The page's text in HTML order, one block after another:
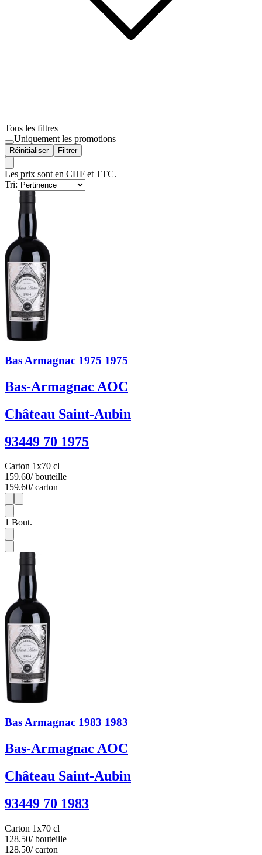
Tous les filtres
Uniquement les promotions
Réinitialiser Filtrer
Les prix sont en CHF et TTC.
Tri:
Bas Armagnac 1975 1975
Bas-Armagnac AOC
Château Saint-Aubin
93449 70 1975
Carton 1x70 cl
159.60/ bouteille
159.60/ carton
1
1 Bout.
Bas Armagnac 1983 1983
Bas-Armagnac AOC
Château Saint-Aubin
93449 70 1983
Carton 1x70 cl
128.50/ bouteille
128.50/ carton